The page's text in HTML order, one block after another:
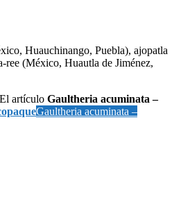
Huauchinango, Puebla), ajopatla
(México, Huautla de Jiménez,
El artículo Gaultheria acuminata –
Gaultheria acuminata –